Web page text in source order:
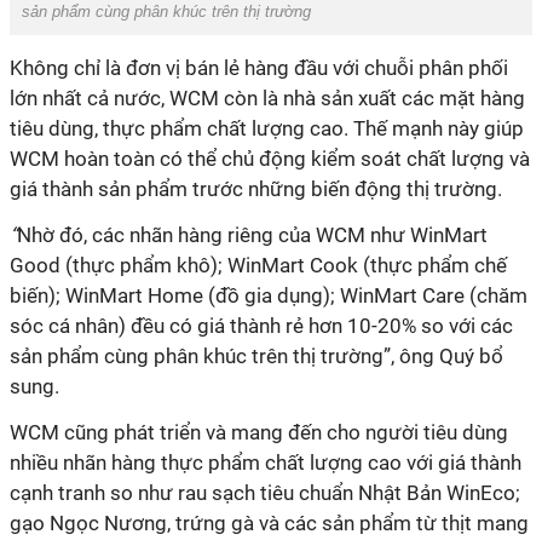
sản phẩm cùng phân khúc trên thị trường
Không chỉ là đơn vị bán lẻ hàng đầu với chuỗi phân phối
lớn nhất cả nước, WCM còn là nhà sản xuất các mặt hàng
tiêu dùng, thực phẩm chất lượng cao. Thế mạnh này giúp
WCM hoàn toàn có thể chủ động kiểm soát chất lượng và
giá thành sản phẩm trước những biến động thị trường.
“Nhờ đó, các nhãn hàng riêng của WCM như WinMart
Good (thực phẩm khô); WinMart Cook (thực phẩm chế
biến); WinMart Home (đồ gia dụng); WinMart Care (chăm
sóc cá nhân) đều có giá thành rẻ hơn 10-20% so với các
sản phẩm cùng phân khúc trên thị trường”, ông Quý bổ
sung.
WCM cũng phát triển và mang đến cho người tiêu dùng
nhiều nhãn hàng thực phẩm chất lượng cao với giá thành
cạnh tranh so như rau sạch tiêu chuẩn Nhật Bản WinEco;
gạo Ngọc Nương, trứng gà và các sản phẩm từ thịt mang